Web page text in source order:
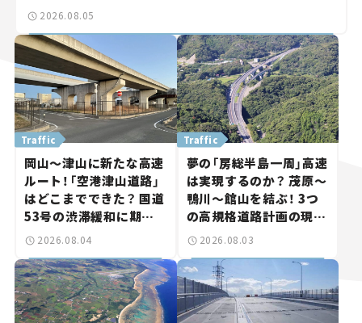
2026.08.05
Traffic
岡山～津山に新たな高速
ルート！「空港津山道路」
はどこまでできた？ 国道
53号の渋滞緩和に期待。
岡山市側でも動きが【い
2026.08.04
Traffic
夢の「房総半島一周」高速
は実現するのか？ 茂原～
鴨川～館山を結ぶ！ 3つ
の高規格道路計画の現
状。「館山鴨川道路」で検
路計画】
2026.08.03